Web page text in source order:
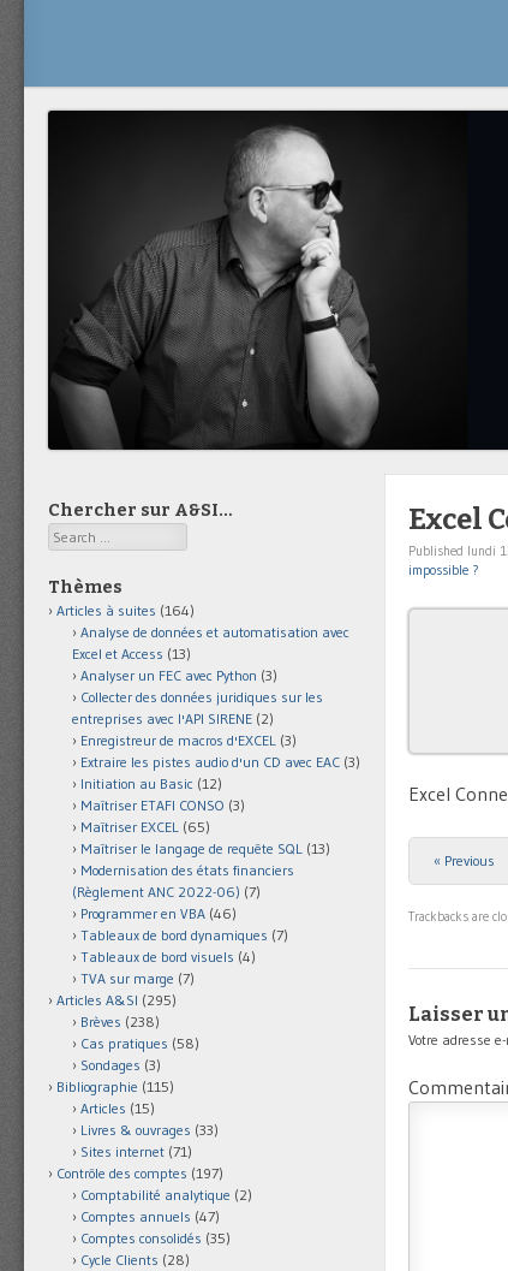
Excel
Published lundi
impossible ?
Excel
« Previous
Trackbacks are
Laisser
Votre adresse
Chercher sur A&SI…
Search
Thèmes
Articles à suites (164)
Analyse de données et automatisation avec
Excel et Access (13)
Analyser un FEC avec Python (3)
Collecter des données juridiques sur les
entreprises avec l'API SIRENE (2)
Enregistreur de macros d'EXCEL (3)
Extraire les pistes audio d'un CD avec EAC (3)
Initiation au Basic (12)
Maîtriser ETAFI CONSO (3)
Maîtriser EXCEL (65)
Maîtriser le langage de requête SQL (13)
Modernisation des états financiers
(Règlement ANC 2022-06) (7)
Programmer en VBA (46)
Tableaux de bord dynamiques (7)
Tableaux de bord visuels (4)
TVA sur marge (7)
Articles A&SI (295)
Brèves (238)
Cas pratiques (58)
Sondages (3)
Bibliographie (115)
Articles (15)
Livres & ouvrages (33)
Sites internet (71)
Contrôle des comptes (197)
Comptabilité analytique (2)
Comptes annuels (47)
Comptes consolidés (35)
Cycle Clients (28)